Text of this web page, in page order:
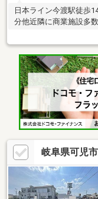
日本ライン今渡駅徒歩
分他近隣に商業施設多
岐阜県可児